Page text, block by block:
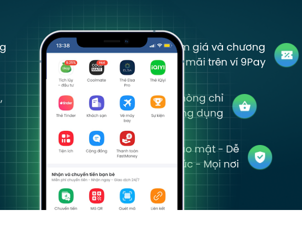
Nhiều mã giảm giá và chương
trình khuyến mãi trên ví 9Pay
Mua vé, đặt phòng chỉ
trong một ứng dụng
Thanh toán Bảo mật - Dễ
dàng - Mọi lúc - Mọi nơi